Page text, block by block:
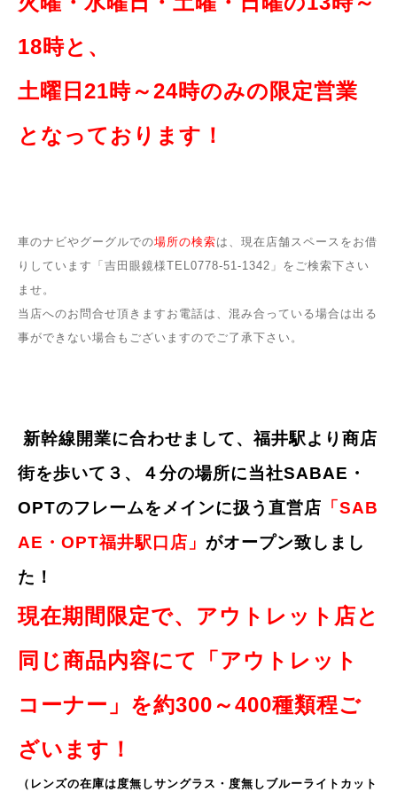
18時と、
土曜日21時～24時のみの限定営業
となっております！
車のナビやグーグルでの場所の検索は、現在店舗スペースをお借
りしています「吉田眼鏡様TEL0778‐51‐1342」をご検索下さい
ませ。
当店へのお問合せ頂きますお電話は、混み合っている場合は出る
事ができない場合もございますのでご了承下さい。
新幹線開業に合わせまして、福井駅より商店
街を歩いて３、４分の場所に当社SABAE・
OPTのフレームをメインに扱う直営店 「SAB
AE・OPT福井駅口店」 がオープン致しまし
た！
現在期間限定で、アウトレット店と
同じ商品内容にて「アウトレット
コーナー」を約300～400種類程ご
ざいます！
（レンズの在庫は度無しサングラス・度無しブルーライトカット